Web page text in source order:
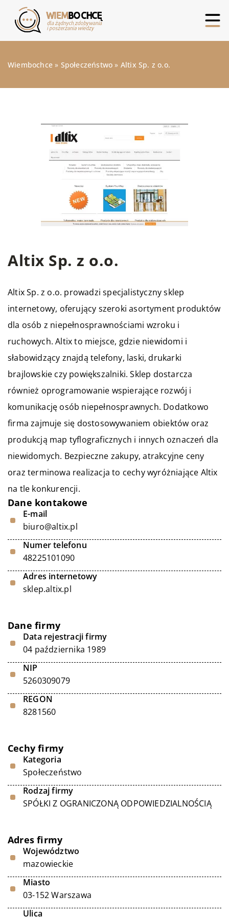
Wiembochce » Społeczeństwo » Altix Sp. z o.o.
Altix Sp. z o.o.
Altix Sp. z o.o. prowadzi specjalistyczny sklep
internetowy, oferujący szeroki asortyment produktów
dla osób z niepełnosprawnościami wzroku i
ruchowych. Altix to miejsce, gdzie niewidomi i
słabowidzący znajdą telefony, laski, drukarki
brajlowskie czy powiększalniki. Sklep dostarcza
również oprogramowanie wspierające rozwój i
komunikację osób niepełnosprawnych. Dodatkowo
firma zajmuje się dostosowywaniem obiektów oraz
produkcją map tyflograficznych i innych oznaczeń dla
niewidomych. Bezpieczne zakupy, atrakcyjne ceny
oraz terminowa realizacja to cechy wyróżniające Altix
na tle konkurencji.
Dane kontakowe
E-mail
biuro@altix.pl
Numer telefonu
48225101090
Adres internetowy
sklep.altix.pl
Dane firmy
Data rejestracji firmy
04 października 1989
NIP
5260309079
REGON
8281560
Cechy firmy
Kategoria
Społeczeństwo
Rodzaj firmy
SPÓŁKI Z OGRANICZONĄ ODPOWIEDZIALNOŚCIĄ
Adres firmy
Województwo
mazowieckie
Miasto
03-152 Warszawa
Ulica